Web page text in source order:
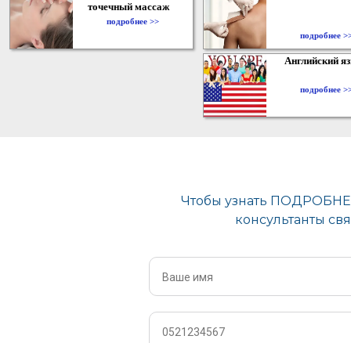
точечный массаж
подробнее >>
подробнее
Английский
подробнее